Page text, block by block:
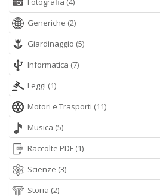
Generiche (2)
Giardinaggio (5)
Informatica (7)
Leggi (1)
Motori e Trasporti (11)
Musica (5)
Raccolte PDF (1)
Scienze (3)
Storia (2)